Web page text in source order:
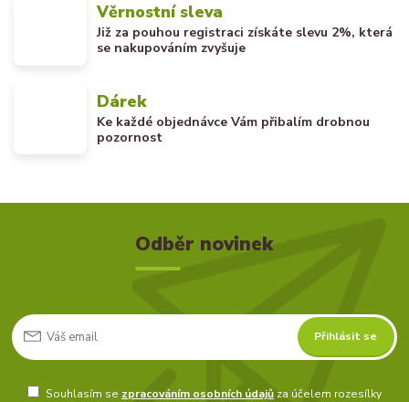
Věrnostní sleva
Již za pouhou registraci získáte slevu 2%, která
se nakupováním zvyšuje
Dárek
Ke každé objednávce Vám přibalím drobnou
pozornost
Odběr novinek
Přihlásit se
Souhlasím se zpracováním osobních údajůza účelem rozesílky